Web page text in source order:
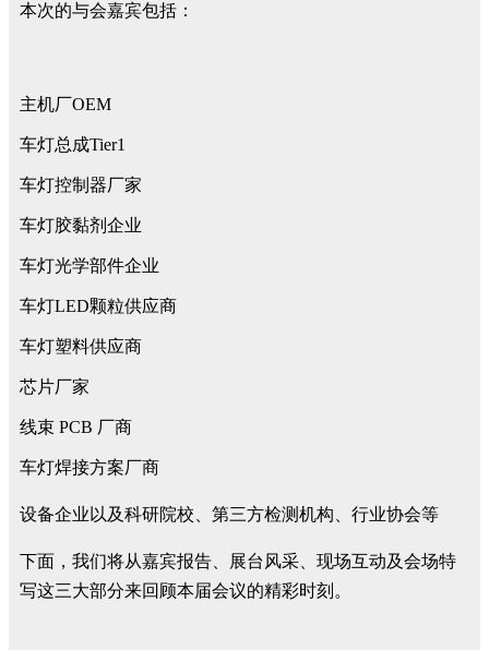
本次的与会嘉宾包括：
主机厂OEM
车灯总成Tier1
车灯控制器厂家
车灯胶黏剂企业
车灯光学部件企业
车灯LED颗粒供应商
车灯塑料供应商
芯片厂家
线束 PCB 厂商
车灯焊接方案厂商
设备企业以及科研院校、第三方检测机构、行业协会等
下面，我们将从嘉宾报告、展台风采、现场互动及会场特
写这三大部分来回顾本届会议的精彩时刻。